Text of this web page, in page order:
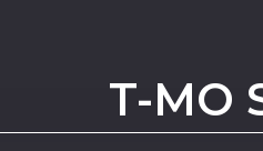
T-MO